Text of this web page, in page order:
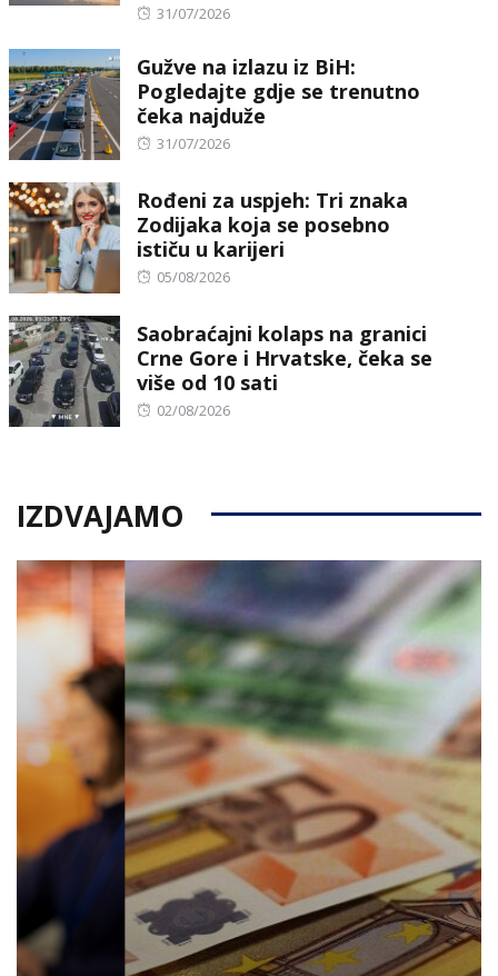
Posted
31/07/2026
Gužve na izlazu iz BiH:
Pogledajte gdje se trenutno
čeka najduže
Posted
31/07/2026
Rođeni za uspjeh: Tri znaka
Zodijaka koja se posebno
ističu u karijeri
Posted
05/08/2026
Saobraćajni kolaps na granici
Crne Gore i Hrvatske, čeka se
više od 10 sati
Posted
02/08/2026
IZDVAJAMO